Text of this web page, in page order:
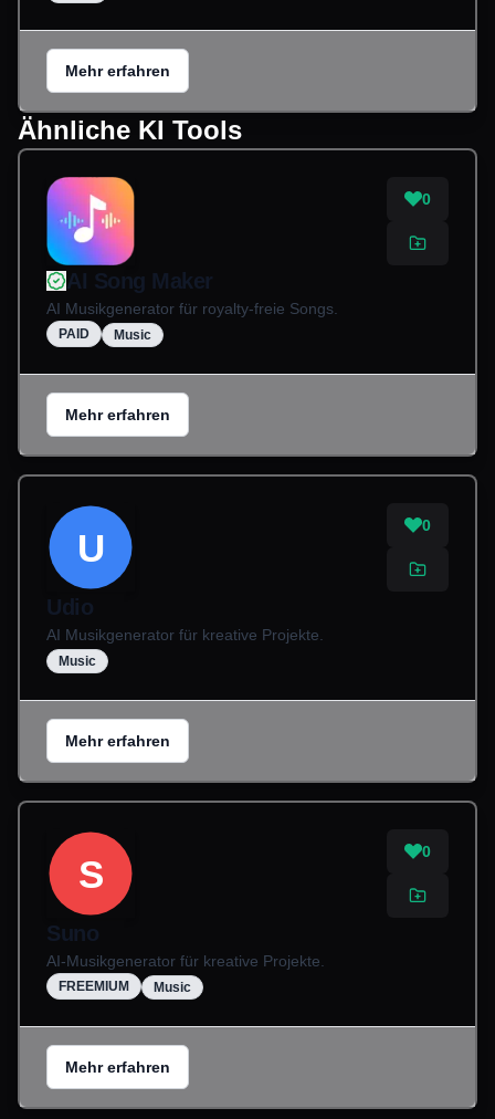
Mehr erfahren
Ähnliche KI Tools
0
AI Song Maker
AI Musikgenerator für royalty-freie Songs.
PAID Music
Mehr erfahren
U
0
Udio
AI Musikgenerator für kreative Projekte.
Music
Mehr erfahren
S
0
Suno
AI-Musikgenerator für kreative Projekte.
FREEMIUM Music
Mehr erfahren